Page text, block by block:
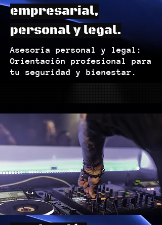
empresarial,
personal y legal.
Asesoría personal y legal:
Orientación profesional para
tu seguridad y bienestar.